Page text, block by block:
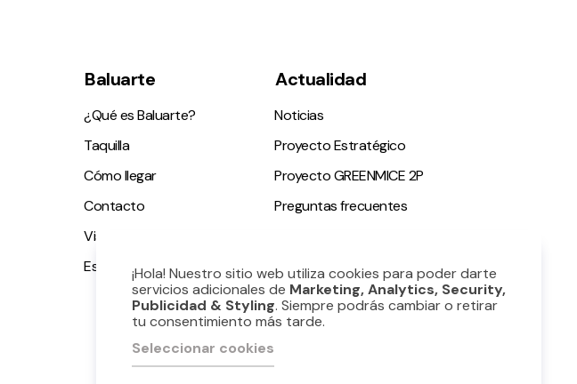
Baluarte
¿Qué es Baluarte?
Taquilla
Cómo llegar
Contacto
Visitas guiadas
Espacio accesible
Actualidad
Noticias
Proyecto Estratégico
Proyecto GREENMICE 2P
Preguntas frecuentes
¡Hola! Nuestro sitio web utiliza cookies para poder darte
servicios adicionales de Marketing, Analytics, Security,
Publicidad & Styling. Siempre podrás cambiar o retirar
tu consentimiento más tarde.
Seleccionar cookies